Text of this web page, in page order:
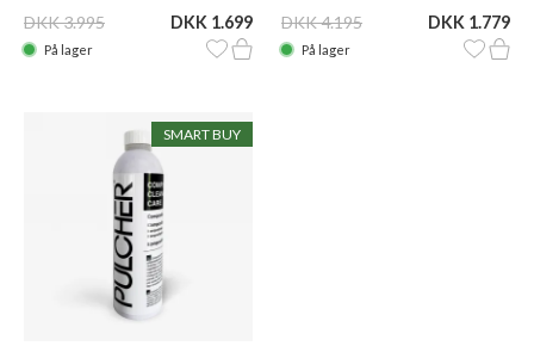
DKK 3.995 DKK 1.699
På lager
DKK 4.195 DKK 1.779
På lager
SMART BUY